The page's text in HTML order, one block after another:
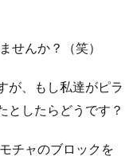
せんか？（笑）
が、もし私達がピラ
としたらどうです？
チャのブロックを